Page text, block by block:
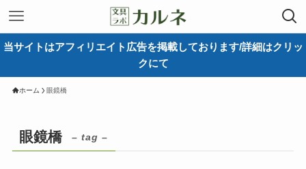
当サイトはアフィリエイト広告を掲載しております/詳細はクリッ
クにて
ホーム 眼鏡橋
眼鏡橋 – tag –